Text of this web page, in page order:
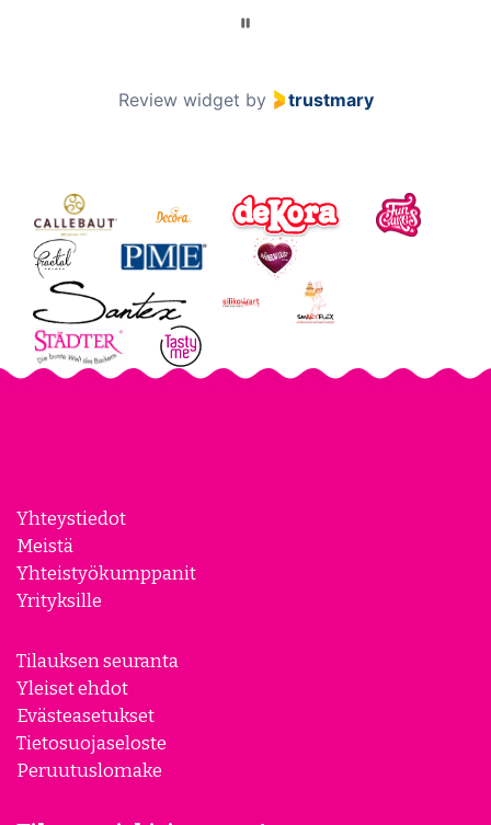
Review widget by trustmary
Yhteystiedot
Meistä
Yhteistyökumppanit
Yrityksille
Tilauksen seuranta
Yleiset ehdot
Evästeasetukset
Tietosuojaseloste
Peruutuslomake